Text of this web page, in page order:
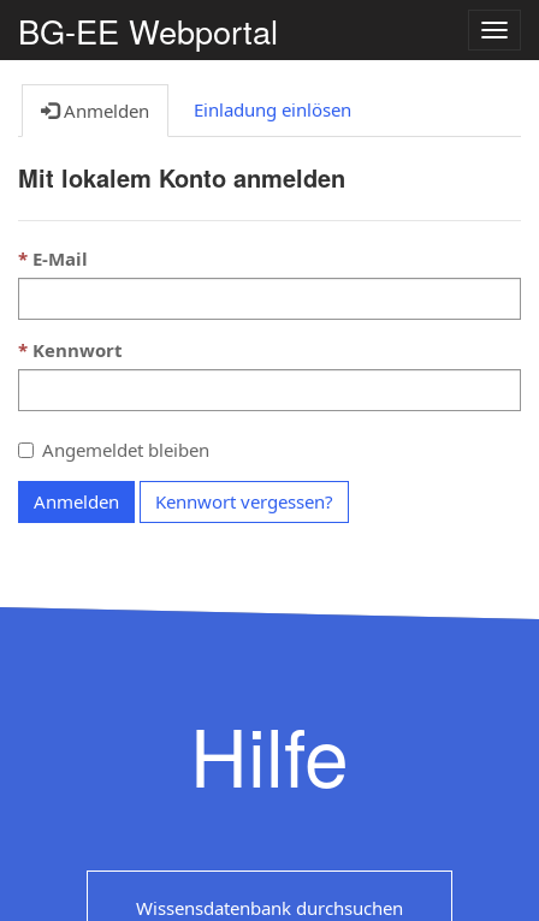
BG-EE Webportal
Anmelden Einladung einlösen
Mit lokalem Konto anmelden
E-Mail
Kennwort
Angemeldet bleiben
Anmelden Kennwort vergessen?
Hilfe
Wissensdatenbank durchsuchen